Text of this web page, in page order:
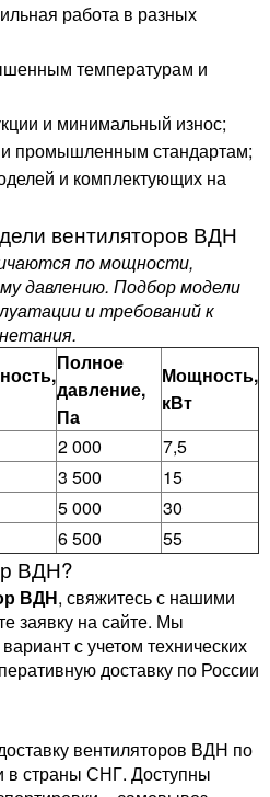
работа в разных
температурам и
и минимальный износ;
промышленным стандартам;
и комплектующих на
вентиляторов ВДН
по мощности,
давлению. Подбор модели
и требований к
Полное
давление,
Па
Мощность,
кВт
2 000
7,5
3 500
15
5 000
30
6 500 55
ВДН?
ВДН, свяжитесь с нашими
заявку на сайте. Мы
с учетом технических
доставку по России
вентиляторов ВДН по
в страны СНГ. Доступны